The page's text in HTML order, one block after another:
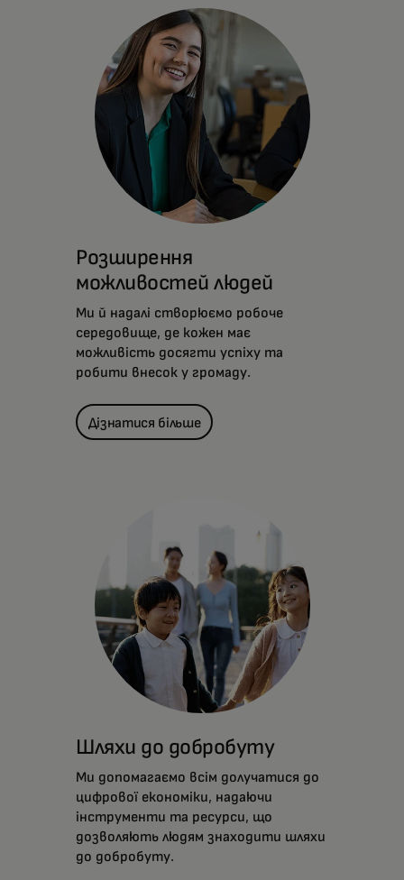
Розширення
можливостей людей
Ми й надалі створюємо робоче
середовище, де кожен має
можливість досягти успіху та
робити внесок у громаду.
Дізнатися більше
Шляхи до добробуту
Ми допомагаємо всім долучатися до
цифрової економіки, надаючи
інструменти та ресурси, що
дозволяють людям знаходити шляхи
до добробуту.